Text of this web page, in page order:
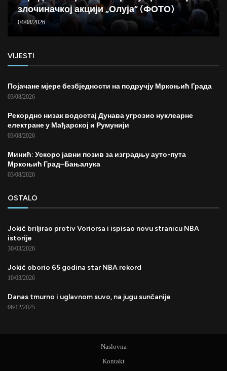
злочиначкој акцији „Олуја“ (ФОТО)
04/08/2026
VIJESTI
Појачане мјере безбједности на подручју Мркоњић Града
03/08/2026
Рекордно низак водостај Дунава угрозио нуклеарне
електране у Мађарској и Румунији
03/08/2026
Минић: Ускоро јавни позив за изградњу ауто-пута
Мркоњић Град–Бањалука
03/08/2026
OSTALO
Jokić briljirao protiv Voriorsa i ispisao novu stranicu NBA
istorije
30/03/2026
Jokić oborio 65 godina star NBA rekord
10/03/2026
Danas tmurno i uglavnom suvo, na jugu sunčanije
06/12/2025
Naslovna
Kontakt